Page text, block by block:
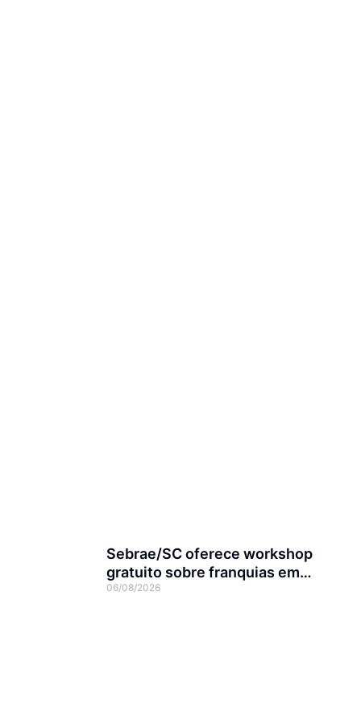
Sebrae/SC oferece workshop
gratuito sobre franquias em
Joinville
06/08/2026